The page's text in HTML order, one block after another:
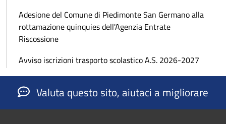
Adesione del Comune di Piedimonte San Germano alla
rottamazione quinquies dell'Agenzia Entrate
Riscossione
Avviso iscrizioni trasporto scolastico A.S. 2026-2027
Valuta questo sito, aiutaci a migliorare